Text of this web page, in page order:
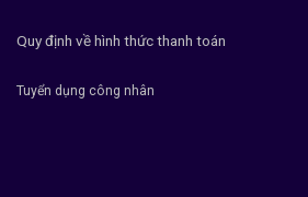
Quy định về hình thức thanh toán
Tuyển dụng công nhân